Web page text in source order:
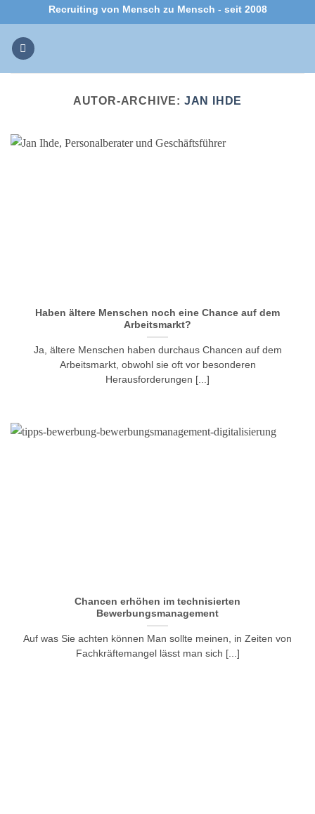
Inhalt
springen
Recruiting von Mensch zu Mensch - seit 2008
AUTOR-ARCHIVE: JAN IHDE
Haben ältere Menschen noch eine Chance auf dem
Arbeitsmarkt?
Ja, ältere Menschen haben durchaus Chancen auf dem
Arbeitsmarkt, obwohl sie oft vor besonderen
Herausforderungen [...]
Chancen erhöhen im technisierten
Bewerbungsmanagement
Auf was Sie achten können Man sollte meinen, in Zeiten von
Fachkräftemangel lässt man sich [...]